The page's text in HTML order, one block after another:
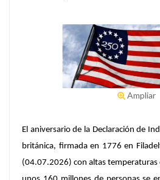
Ampliar
El aniversario de la Declaración de
británica, firmada en 1776 en
(04.07.2026) con altas temperaturas